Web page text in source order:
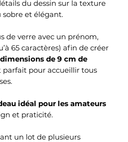
du dessin sur la texture
et élégant.
de verre avec un prénom,
65 caractères) afin de créer
dimensions de 9 cm de
parfait pour accueillir tous
idéal pour les amateurs
et praticité.
un lot de plusieurs